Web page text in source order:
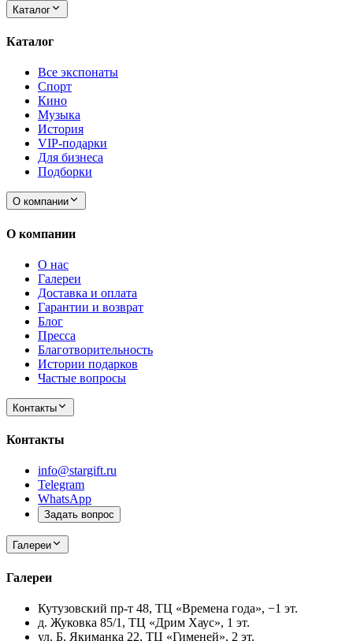
Каталог
Каталог
Все экспонаты
Спорт
Кино
Музыка
История
VIP-подарки
Для бизнеса
Подборки
О компании
О компании
О нас
Галереи
Доставка и оплата
Гарантии и возврат
Блог
Пресса
Благотворительность
Истории подарков
Частые вопросы
Контакты
Контакты
info@stargift.ru
Telegram
WhatsApp
Задать вопрос
Галереи
Галереи
Кутузовский пр-т 48, ТЦ «Времена года», −1 эт.
д. Жуковка 85/1, ТЦ «Дрим Хаус», 1 эт.
ул. Б. Якиманка 22, ТЦ «Гименей», 2 эт.